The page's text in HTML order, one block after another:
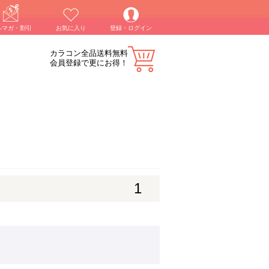
マガ・割引 お気に入り 登録・ログイン
カラコン全品送料無料
会員登録で更にお得！
1